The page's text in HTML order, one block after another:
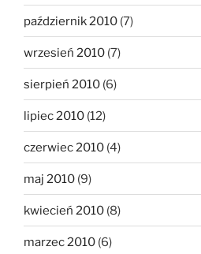
październik 2010 (7)
wrzesień 2010 (7)
sierpień 2010 (6)
lipiec 2010 (12)
czerwiec 2010 (4)
maj 2010 (9)
kwiecień 2010 (8)
marzec 2010 (6)